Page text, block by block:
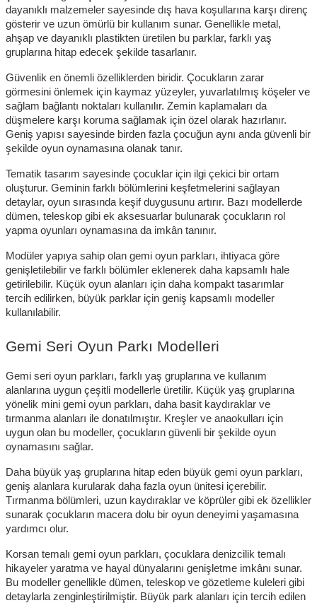
dayanıklı malzemeler sayesinde dış hava koşullarına karşı direnç
gösterir ve uzun ömürlü bir kullanım sunar. Genellikle metal,
ahşap ve dayanıklı plastikten üretilen bu parklar, farklı yaş
gruplarına hitap edecek şekilde tasarlanır.
Güvenlik en önemli özelliklerden biridir. Çocukların zarar
görmesini önlemek için kaymaz yüzeyler, yuvarlatılmış köşeler ve
sağlam bağlantı noktaları kullanılır. Zemin kaplamaları da
düşmelere karşı koruma sağlamak için özel olarak hazırlanır.
Geniş yapısı sayesinde birden fazla çocuğun aynı anda güvenli bir
şekilde oyun oynamasına olanak tanır.
Tematik tasarım sayesinde çocuklar için ilgi çekici bir ortam
oluşturur. Geminin farklı bölümlerini keşfetmelerini sağlayan
detaylar, oyun sırasında keşif duygusunu artırır. Bazı modellerde
dümen, teleskop gibi ek aksesuarlar bulunarak çocukların rol
yapma oyunları oynamasına da imkân tanınır.
Modüler yapıya sahip olan gemi oyun parkları, ihtiyaca göre
genişletilebilir ve farklı bölümler eklenerek daha kapsamlı hale
getirilebilir. Küçük oyun alanları için daha kompakt tasarımlar
tercih edilirken, büyük parklar için geniş kapsamlı modeller
kullanılabilir.
Gemi Seri Oyun Parkı Modelleri
Gemi seri oyun parkları, farklı yaş gruplarına ve kullanım
alanlarına uygun çeşitli modellerle üretilir. Küçük yaş gruplarına
yönelik mini gemi oyun parkları, daha basit kaydıraklar ve
tırmanma alanları ile donatılmıştır. Kreşler ve anaokulları için
uygun olan bu modeller, çocukların güvenli bir şekilde oyun
oynamasını sağlar.
Daha büyük yaş gruplarına hitap eden büyük gemi oyun parkları,
geniş alanlara kurularak daha fazla oyun ünitesi içerebilir.
Tırmanma bölümleri, uzun kaydıraklar ve köprüler gibi ek özellikler
sunarak çocukların macera dolu bir oyun deneyimi yaşamasına
yardımcı olur.
Korsan temalı gemi oyun parkları, çocuklara denizcilik temalı
hikayeler yaratma ve hayal dünyalarını genişletme imkânı sunar.
Bu modeller genellikle dümen, teleskop ve gözetleme kuleleri gibi
detaylarla zenginleştirilmiştir. Büyük park alanları için tercih edilen